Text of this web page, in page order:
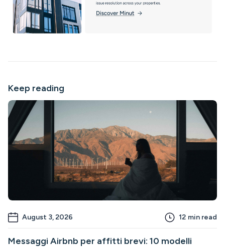
Keep reading
August 3, 2026 12 min read
Messaggi Airbnb per affitti brevi: 10 modelli